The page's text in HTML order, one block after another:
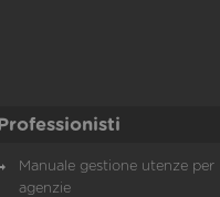
Professionisti
Manuale gestione utenze per
agenzie